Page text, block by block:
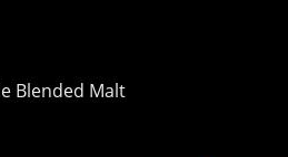
Blended Malt